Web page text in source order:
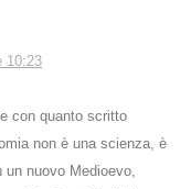
10:23
con quanto scritto
non è una scienza, è
un nuovo Medioevo,